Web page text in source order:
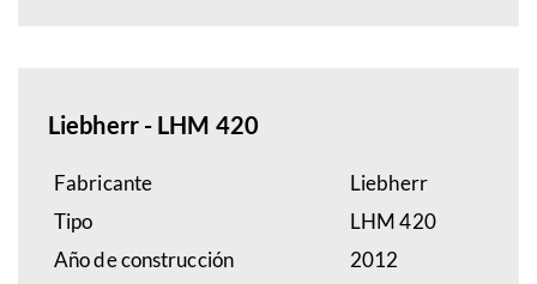
Liebherr - LHM 420
Fabricante
Liebherr
Tipo
LHM 420
Año de construcción
2012